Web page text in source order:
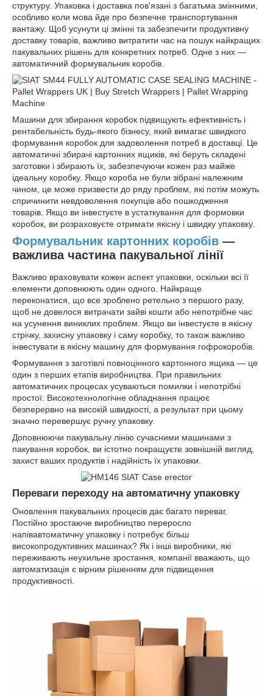
структуру. Упаковка і доставка пов'язані з багатьма змінними,
особливо коли мова йде про безпечне транспортування
вантажу. Щоб усунути ці змінні та забезпечити продуктивну
доставку товарів, важливо витратити час на пошук найкращих
пакувальних рішень для конкретних потреб. Одне з них —
автоматичний формувальник коробів.
Машини для збирання коробок підвищують ефективність і
рентабельність будь-якого бізнесу, який вимагає швидкого
формування коробок для задоволення потреб в доставці. Це
автоматичні збирачі картонних ящиків, які беруть складені
заготовки і збирають їх, забезпечуючи кожен раз майже
ідеальну коробку. Якщо короба не були зібрані належним
чином, це може призвести до ряду проблем, які потім можуть
спричинити невдоволення покупців або пошкодження
товарів. Якщо ви інвестуєте в устаткування для формовки
коробок, ви розраховуєте отримати якісну і швидку упаковку.
Формувальник картонних коробів —
важлива частина пакувальної лінії
Важливо враховувати кожен аспект упаковки, оскільки всі її
елементи доповнюють один одного. Найкраще
переконатися, що все зроблено ретельно з першого разу,
щоб не довелося витрачати зайві кошти або непотрібне час
на усунення виниклих проблем. Якщо ви інвестуєте в якісну
стрічку, захисну упаковку і саму коробку, то також важливо
інвестувати в якісну машину для формування гофрокоробів.
Формування з заготівлі повноцінного картонного ящика — це
один з перших етапів виробництва. При правильних
автоматичних процесах усуваються помилки і непотрібні
простої. Високотехнологічне обладнання працює
безперервно на високій швидкості, а результат при цьому
значно перевершує ручну упаковку.
Доповнюючи пакувальну лінію сучасними машинами з
пакування коробок, ви істотно покращуєте зовнішній вигляд,
захист ваших продуктів і надійність їх упаковки.
Переваги переходу на автоматичну упаковку
Оновлення пакувальних процесів дає багато переваг.
Постійно зростаюче виробництво переросло
напівавтоматичну упаковку і потребує більш
високопродуктивних машинах? Як і інші виробники, які
переживають неухильне зростання, компанії вважають, що
автоматизація є вірним рішенням для підвищення
продуктивності.